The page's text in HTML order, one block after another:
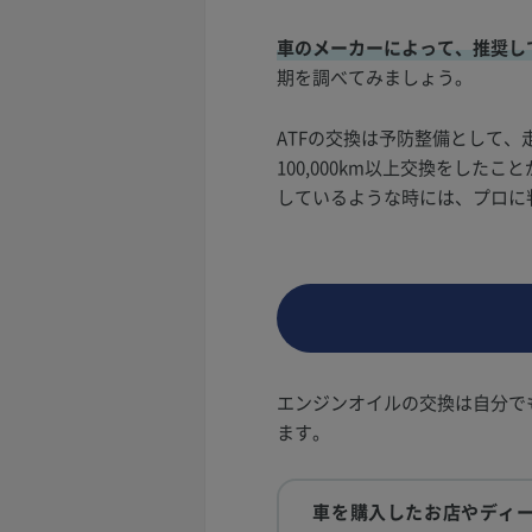
車のメーカーによって、推奨
期を調べてみましょう。
ATFの交換は予防整備として
100,000km以上交換をしたこ
しているような時には、プロ
エンジンオイルの交換は自分
ます。
車を購入したお店やディ